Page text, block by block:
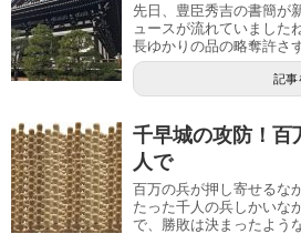
先日、豊臣秀吉の書簡が
ュースが流れていました
長ゆかりの品の略奪許さ
記事
千早城の攻防！百
人で
百万の兵が押し寄せるな
たった千人の兵しかいな
で、勝敗は決まったよう